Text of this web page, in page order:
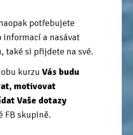
potřebujete
informací a nasávat
také si přijdete na své.
kurzuVás budu
motivovat
Vaše dotazy
FB skupině.